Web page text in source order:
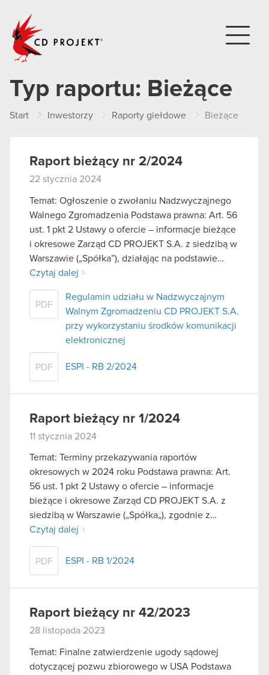
Typ raportu: Bieżące
Start Inwestorzy Raporty giełdowe Bieżące
Raport bieżący nr 2/2024
22 stycznia 2024
Temat: Ogłoszenie o zwołaniu Nadzwyczajnego
Walnego Zgromadzenia Podstawa prawna: Art. 56
ust. 1 pkt 2 Ustawy o ofercie – informacje bieżące
i okresowe Zarząd CD PROJEKT S.A. z siedzibą w
Warszawie („Spółka”), działając na podstawie…
Czytaj dalej
PDF
Regulamin udziału w Nadzwyczajnym
Walnym Zgromadzeniu CD PROJEKT S.A.
przy wykorzystaniu środków komunikacji
elektronicznej
PDF ESPI - RB 2/2024
Raport bieżący nr 1/2024
11 stycznia 2024
Temat: Terminy przekazywania raportów
okresowych w 2024 roku Podstawa prawna: Art.
56 ust. 1 pkt 2 Ustawy o ofercie – informacje
bieżące i okresowe Zarząd CD PROJEKT S.A. z
siedzibą w Warszawie („Spółka„), zgodnie z…
Czytaj dalej
PDF ESPI - RB 1/2024
Raport bieżący nr 42/2023
28 listopada 2023
Temat: Finalne zatwierdzenie ugody sądowej
dotyczącej pozwu zbiorowego w USA Podstawa